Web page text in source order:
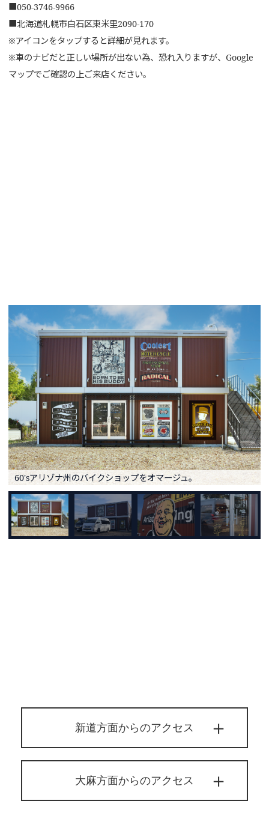
■050-3746-9966
■北海道札幌市白石区東米里2090-170
※アイコンをタップすると詳細が見れます。
※車のナビだと正しい場所が出ない為、恐れ入りますが、Google
マップでご確認の上ご来店ください。
60'sアリゾナ州のバイクショップをオマージュ。
新道方面からのアクセス
大麻方面からのアクセス